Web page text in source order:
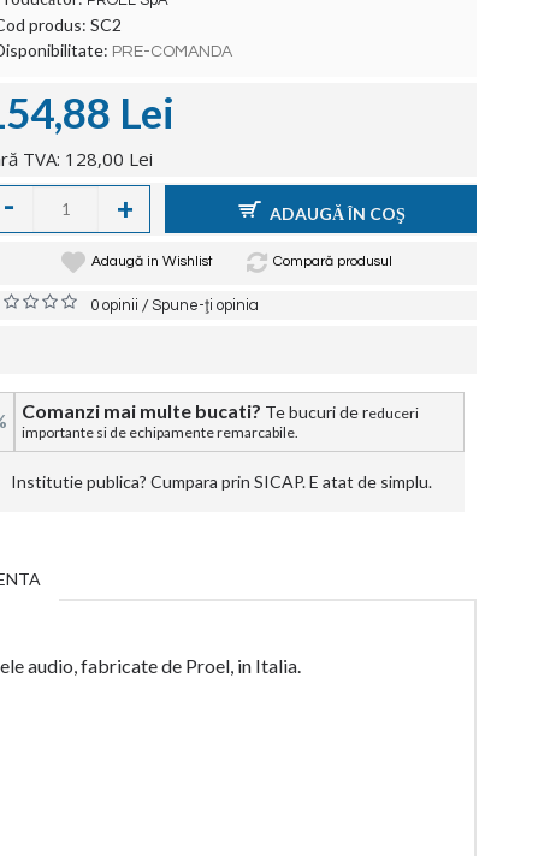
produs: SC2
PRE-COMANDA
Lei
TVA: 128,00 Lei
- + ADAUGĂ ÎN COŞ
Adaugă in Wishlist Compară produsul
0 opinii /Spune-ţi opinia
Comanzi mai multe bucati? Te bucuri de reduceri
importante si de echipamente remarcabile.
Institutie publica? Cumpara prin SICAP. E atat de simplu.
audio, fabricate de Proel, in Italia.